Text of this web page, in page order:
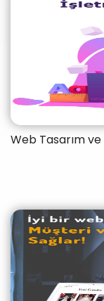
Web Tasarım